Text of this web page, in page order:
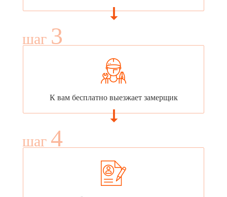
шаг 3
К вам бесплатно выезжает замерщик
шаг 4